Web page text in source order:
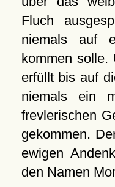
Fluch
niemals auf
kommen solle.
erfüllt bis auf
niemals ein
frevlerischen
gekommen.
ewigen
den Namen